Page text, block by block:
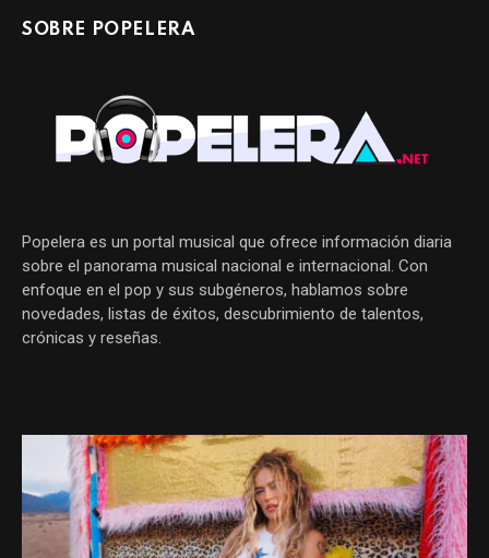
SOBRE POPELERA
Popelera es un portal musical que ofrece información diaria
sobre el panorama musical nacional e internacional. Con
enfoque en el pop y sus subgéneros, hablamos sobre
novedades, listas de éxitos, descubrimiento de talentos,
crónicas y reseñas.